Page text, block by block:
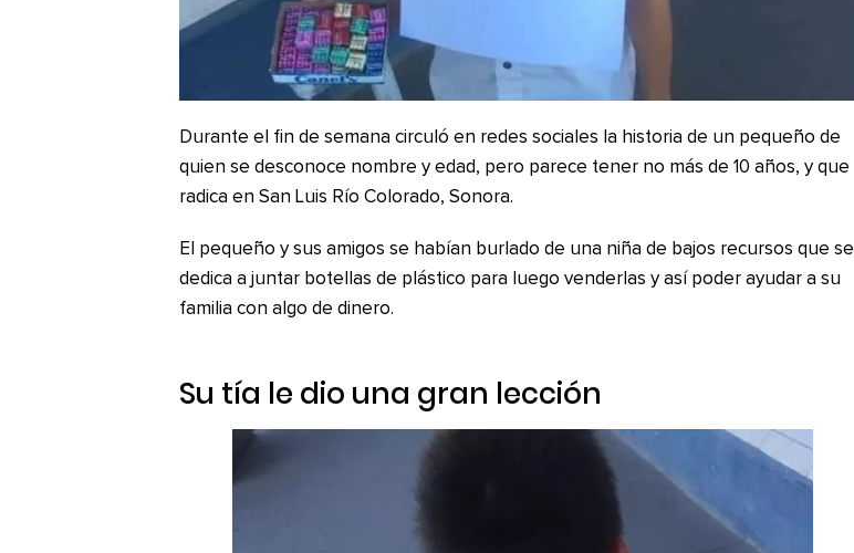
Durante el fin de semana circuló en redes sociales la historia de un pequeño de
quien se desconoce nombre y edad, pero parece tener no más de 10 años, y que
radica en San Luis Río Colorado, Sonora.
El pequeño y sus amigos se habían burlado de una niña de bajos recursos que se
dedica a juntar botellas de plástico para luego venderlas y así poder ayudar a su
familia con algo de dinero.
Su tía le dio una gran lección